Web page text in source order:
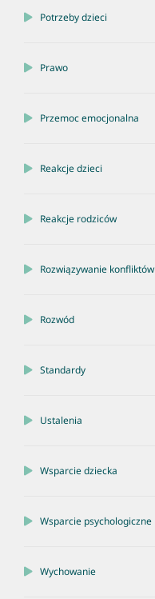
Potrzeby dzieci
Prawo
Przemoc emocjonalna
Reakcje dzieci
Reakcje rodziców
Rozwiązywanie konfliktów
Rozwód
Standardy
Ustalenia
Wsparcie dziecka
Wsparcie psychologiczne
Wychowanie